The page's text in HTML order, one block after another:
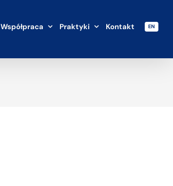
Współpraca Praktyki Kontakt EN